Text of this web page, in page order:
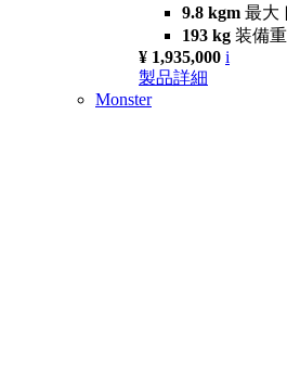
9.8 kgm 最大
193 kg 装備
¥ 1,935,000 i
製品詳細
Monster